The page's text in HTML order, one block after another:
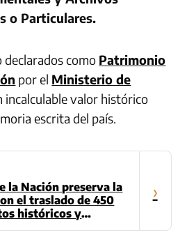
o Particulares.
como Patrimonio
por el Ministerio de
incalculable valor histórico
escrita del país.
la Nación preserva la
el traslado de 450
históricos y
›